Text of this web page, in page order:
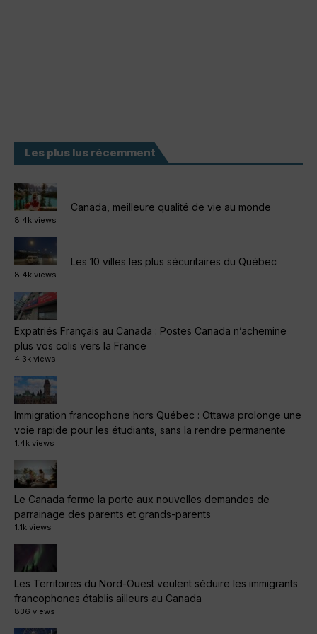
Les plus lus récemment
Canada, meilleure qualité de vie au monde
8.4k views
Les 10 villes les plus sécuritaires du Québec
8.4k views
Expatriés Français au Canada : Postes Canada n’achemine
plus vos colis vers la France
4.3k views
Immigration francophone hors Québec : Ottawa prolonge une
voie rapide pour les étudiants, sans la rendre permanente
1.4k views
Le Canada ferme la porte aux nouvelles demandes de
parrainage des parents et grands-parents
1.1k views
Les Territoires du Nord-Ouest veulent séduire les immigrants
francophones établis ailleurs au Canada
836 views